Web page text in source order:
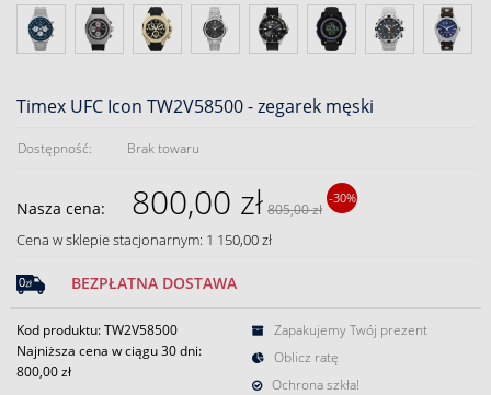
Timex UFC Icon TW2V58500 - zegarek męski
Dostępność: Brak towaru
Nasza cena: 800,00 zł 805,00 zł
-30%
Cena w sklepie stacjonarnym: 1 150,00 zł
BEZPŁATNA DOSTAWA
Kod produktu: TW2V58500
Najniższa cena w ciągu 30 dni:
800,00 zł
Zapakujemy Twój prezent
Oblicz ratę
Ochrona szkła!